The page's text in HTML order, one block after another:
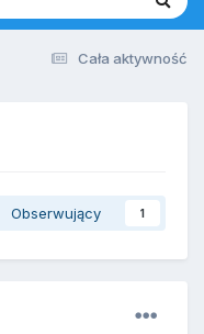
Cała aktywność
Obserwujący 1